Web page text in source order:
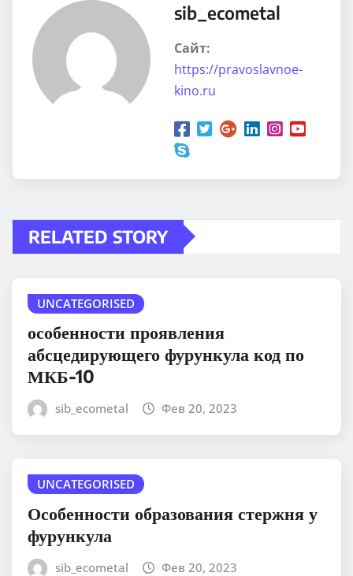
sib_ecometal
Сайт:
https://pravoslavnoe-
kino.ru
RELATED STORY
UNCATEGORISED
особенности проявления
абсцедирующего фурункула код по
МКБ-10
sib_ecometal Фев 20, 2023
UNCATEGORISED
Особенности образования стержня у
фурункула
sib_ecometal Фев 20, 2023